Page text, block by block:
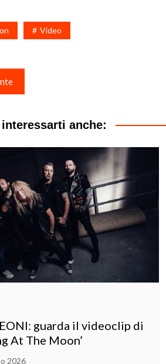
Video
anche:
guarda il videoclip di
At The Moon’
2026